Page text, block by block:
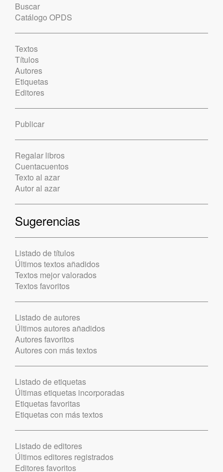
Buscar
Catálogo OPDS
Textos
Títulos
Autores
Etiquetas
Editores
Publicar
Regalar libros
Cuentacuentos
Texto al azar
Autor al azar
Sugerencias
Listado de títulos
Últimos textos añadidos
Textos mejor valorados
Textos favoritos
Listado de autores
Últimos autores añadidos
Autores favoritos
Autores con más textos
Listado de etiquetas
Últimas etiquetas incorporadas
Etiquetas favoritas
Etiquetas con más textos
Listado de editores
Últimos editores registrados
Editores favoritos